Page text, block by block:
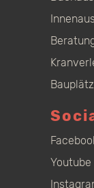
Youtube